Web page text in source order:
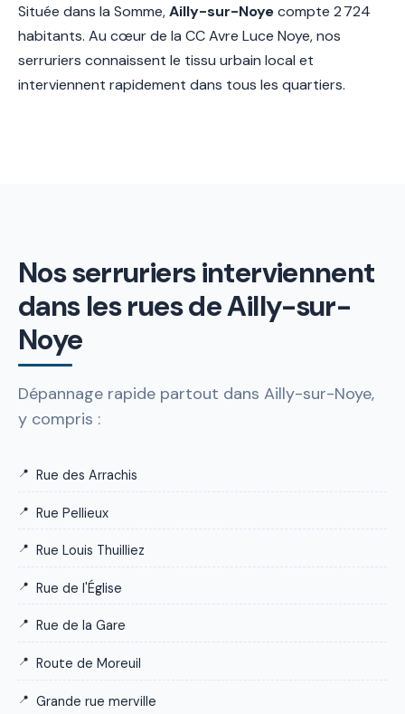
Située dans la Somme,Ailly-sur-Noyecompte 2 724
habitants. Au cœur de la CC Avre Luce Noye, nos
serruriers connaissent le tissu urbain local et
interviennent rapidement dans tous les quartiers.
Nos serruriers interviennent
dans les rues de Ailly-sur-
Noye
Dépannage rapide partout dans Ailly-sur-Noye,
y compris :
Rue des Arrachis
Rue Pellieux
Rue Louis Thuilliez
Rue de l'Église
Rue de la Gare
Route de Moreuil
Grande rue merville